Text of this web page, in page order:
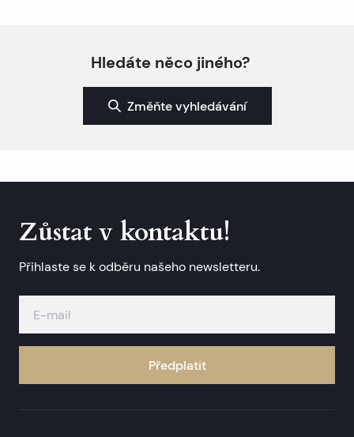
Hledáte něco jiného?
Změňte vyhledávání
Zůstat v kontaktu!
Přihlaste se k odběru našeho newsletteru.
Předplatit